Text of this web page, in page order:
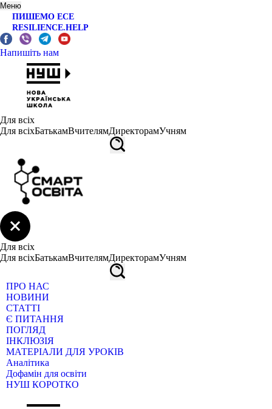
Меню
ПИШЕМО ЕСЕ
RESILIENCE.HELP
Напишіть нам
Для всіх
Для всіхБатькамВчителямДиректорамУчням
Для всіх
Для всіхБатькамВчителямДиректорамУчням
ПРО НАС
НОВИНИ
СТАТТІ
Є ПИТАННЯ
ПОГЛЯД
ІНКЛЮЗІЯ
МАТЕРІАЛИ ДЛЯ УРОКІВ
Аналітика
Дофамін для освіти
НУШ КОРОТКО